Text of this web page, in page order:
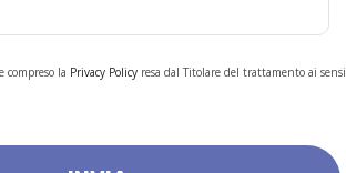
compreso la Privacy Policy resa dal Titolare del trattamento ai sensi